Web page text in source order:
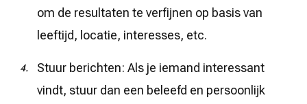
om de resultaten te verfijnen op basis van
leeftijd, locatie, interesses, etc.
Stuur berichten: Als je iemand interessant
vindt, stuur dan een beleefd en persoonlijk